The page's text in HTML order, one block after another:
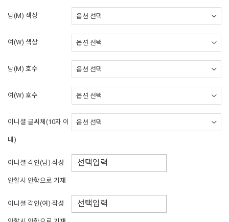
남(M) 색상
여(W) 색상
남(M) 호수
여(W) 호수
이니셜 글씨체(10자 이
내)
이니셜 각인(남)-작성
안할시 안함으로 기재
이니셜 각인(여)-작성